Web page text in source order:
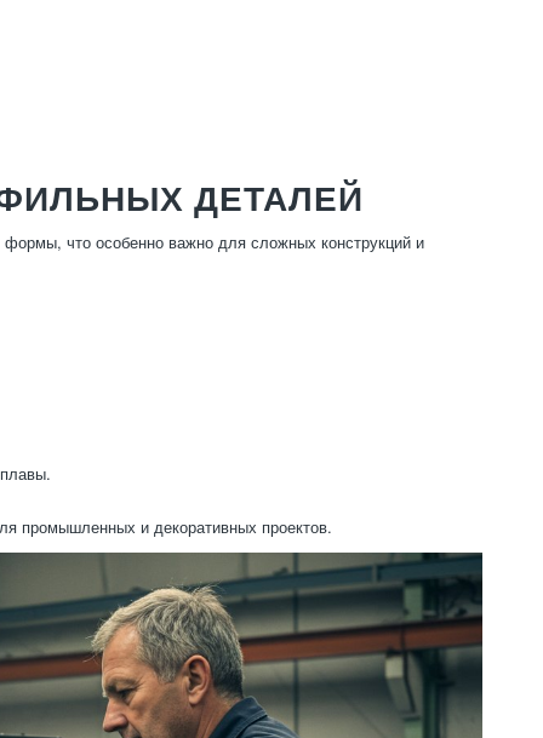
ДЕТАЛЕЙ
что особенно важно для сложных конструкций и
промышленных и декоративных проектов.